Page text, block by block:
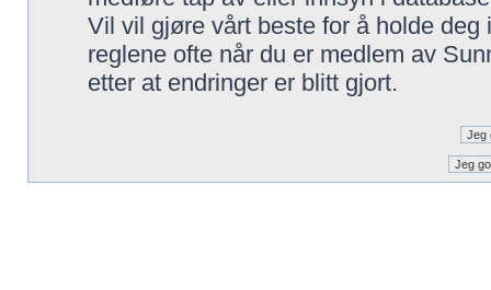
Vil vil gjøre vårt beste for å holde
reglene ofte når du er medlem av
etter at endringer er blitt gjort.